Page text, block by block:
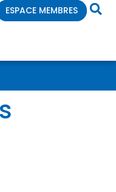
ESPACE MEMBRES